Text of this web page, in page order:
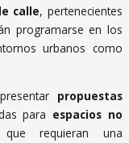
calle, pertenecientes
programarse en los
urbanos como
propuestas
para espacios no
requieran una